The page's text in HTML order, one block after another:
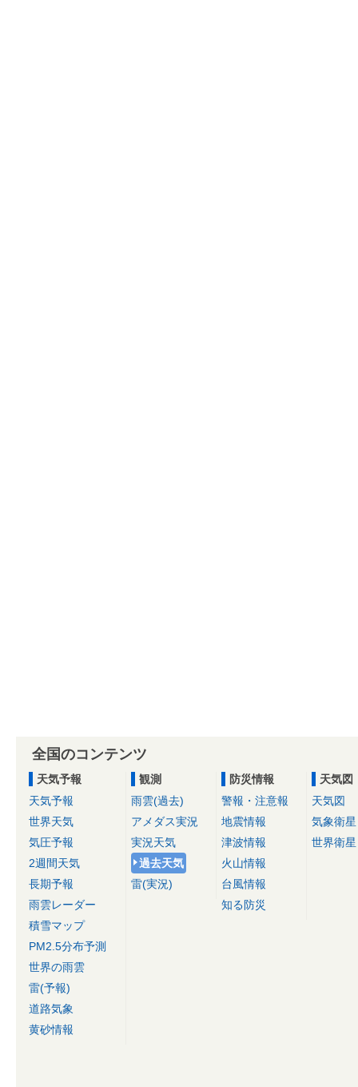
全国のコンテンツ
天気予報
天気予報
世界天気
気圧予報
2週間天気
長期予報
雨雲レーダー
積雪マップ
PM2.5分布予測
世界の雨雲
雷(予報)
道路気象
黄砂情報
観測
雨雲(過去)
アメダス実況
実況天気
過去天気
雷(実況)
防災情報
警報・注意報
地震情報
津波情報
火山情報
台風情報
知る防災
天気図
天気図
気象衛星
世界衛星